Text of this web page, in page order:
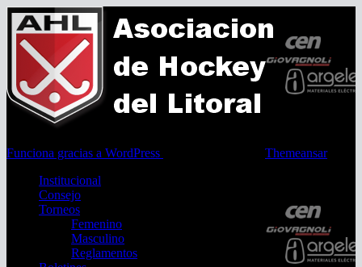
Funciona gracias a WordPress
Themeansar
Institucional
Consejo
Torneos
Femenino
Masculino
Reglamentos